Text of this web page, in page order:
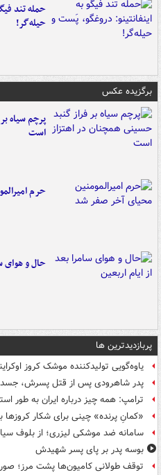
حمله تند
حیله‌گر!
برگزیده عکس
پرچم سیاه
است
حرم
حال و هوای
پربازدیدترین ها
یاوه‌گویی تولیدکننده موشک کروز
پدر شاهرودی پس از قتل پسرش، جسد
ترامپ: همه چیز درباره ایران به طور
«کمانِ پرنده» چینی برای شکار کروزها
سامانه ضد موشکی لیزری؛ از بلوف
بوسه‌ پدر بر پای پسر شهیدش
توقف طولانی کامیون‌ها پشت مرز؛